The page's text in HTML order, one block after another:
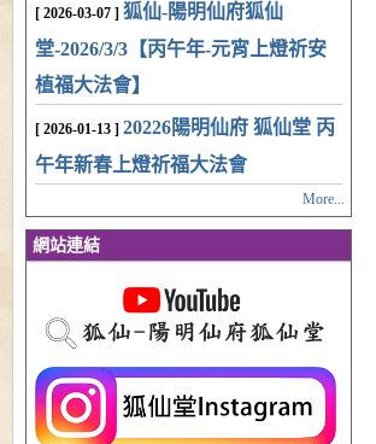
[ 2026-03-07 ] 狐仙-陽明仙府狐仙
堂-2026/3/3【丙午年-元宵上燈祈安
植福大法會】
[ 2026-01-13 ] 20226陽明仙府 狐仙堂 丙
午年新春上燈祈福大法會
More...
網站連結